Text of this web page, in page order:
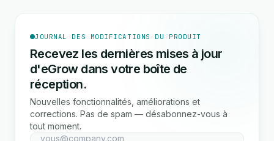
JOURNAL DES MODIFICATIONS DU PRODUIT
Recevez les dernières mises à jour
d'eGrow dans votre boîte de
réception.
Nouvelles fonctionnalités, améliorations et
corrections. Pas de spam — désabonnez-vous à
tout moment.